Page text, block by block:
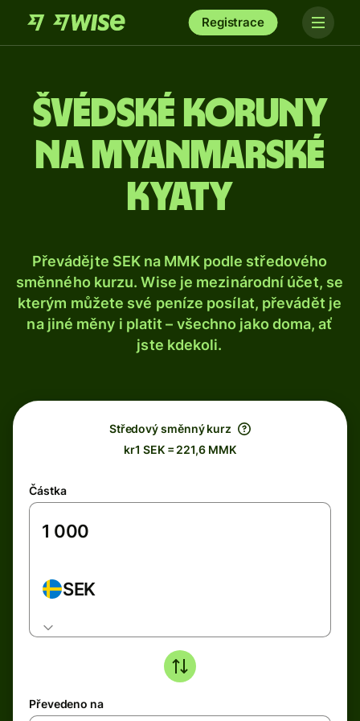
Registrace
Švédské koruny
na myanmarské
kyaty
Převádějte SEK na MMK podle středového
směnného kurzu. Wise je mezinárodní účet, se
kterým můžete své peníze posílat, převádět je
na jiné měny i platit – všechno jako doma, ať
jste kdekoli.
Středový směnný kurz
kr1 SEK = 221,6 MMK
Částka
SEK
Převedeno na